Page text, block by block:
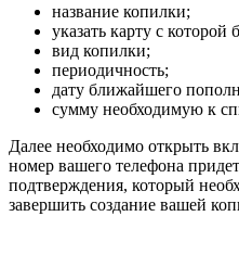
название копилки;
указать карту с которой
вид копилки;
периодичность;
дату ближайшего
сумму необходимую к
Далее необходимо открыть
номер вашего телефона
подтверждения, который
завершить создание вашей